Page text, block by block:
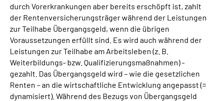
Inhalte in Gebärdensprache (DGS)
Leichte Sprache
Mein Kundenportal
durch Vorerkrankungen aber bereits erschöpft ist, zahlt
der Rentenversicherungsträger während der Leistungen
zur Teilhabe Übergangsgeld, wenn die übrigen
Voraussetzungen erfüllt sind. Es wird auch während der
Leistungen zur Teilhabe am Arbeitsleben (z. B.
Weiterbildungs- bzw. Qualifizierungsmaßnahmen) -
gezahlt. Das Übergangsgeld wird – wie die gesetzlichen
Renten – an die wirtschaftliche Entwicklung angepasst (=
dynamisiert). Während des Bezugs von Übergangsgeld